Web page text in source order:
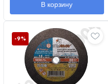
В корзину
-9%